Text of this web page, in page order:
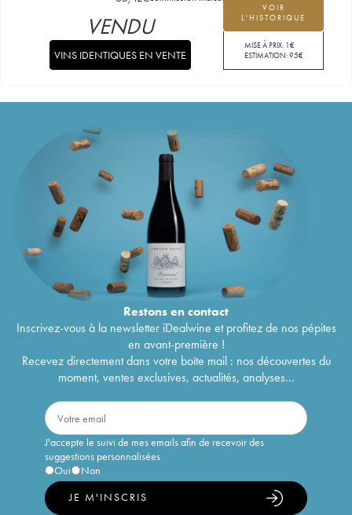
VOIR
L'HISTORIQUE
MISE À PRIX: 1€
ESTIMATION:95€
VENDU
VINS IDENTIQUES EN VENTE
Restons encontact
Inscrivez-vous à la newsletter iDealwine et profitez de nos pépites
en avant-première !
Recevez directement dans votre boîte mail : nos découvertes du
moment, ventes exclusives, actualités, analyses...
J'accepte le suivi de mes emails afin de recevoir des
suggestions personnalisées
Oui
Non
JE M'INSCRIS